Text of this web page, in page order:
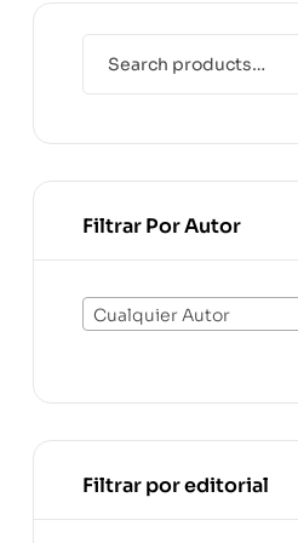
Filtrar Por Autor
Cualquier Autor
Filtrar por editorial